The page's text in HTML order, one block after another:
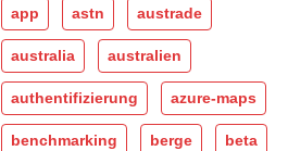
app astn austrade
australia australien
authentifizierung azure-maps
benchmarking berge beta